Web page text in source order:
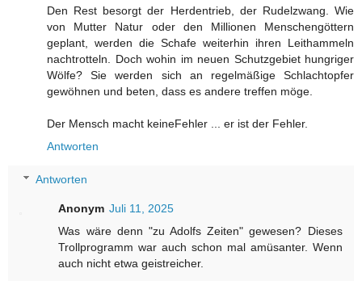
Den Rest besorgt der Herdentrieb, der Rudelzwang. Wie
von Mutter Natur oder den Millionen Menschengöttern
geplant, werden die Schafe weiterhin ihren Leithammeln
nachtrotteln. Doch wohin im neuen Schutzgebiet hungriger
Wölfe? Sie werden sich an regelmäßige Schlachtopfer
gewöhnen und beten, dass es andere treffen möge.
Der Mensch macht keineFehler ... er ist der Fehler.
Antworten
Antworten
Anonym Juli 11, 2025
Was wäre denn "zu Adolfs Zeiten" gewesen? Dieses
Trollprogramm war auch schon mal amüsanter. Wenn
auch nicht etwa geistreicher.